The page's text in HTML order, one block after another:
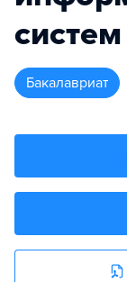
систем
бакалавриат